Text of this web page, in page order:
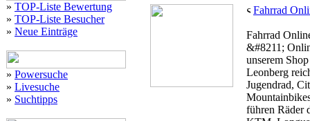
» TOP-Liste Bewertung
» TOP-Liste Besucher
» Neue Einträge
» Powersuche
» Livesuche
» Suchtipps
Fahrrad
Fahrrad
&#8211;
unserem
Leonberg
Jugendrad,
führen Räder